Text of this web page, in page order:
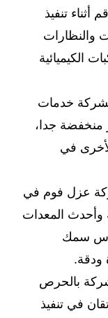
أثناء تنفيذ
والنظارات
الكيميائية
خدمات
منخفضة جدا،
في
عزل فوم في
وأحدث المعدات
سمك
ودقة.
بالحرص
في تنفيذ